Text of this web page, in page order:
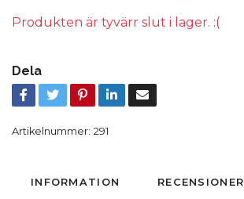
Produkten är tyvärr slut i lager. :(
Dela
Artikelnummer: 291
INFORMATION RECENSIONER